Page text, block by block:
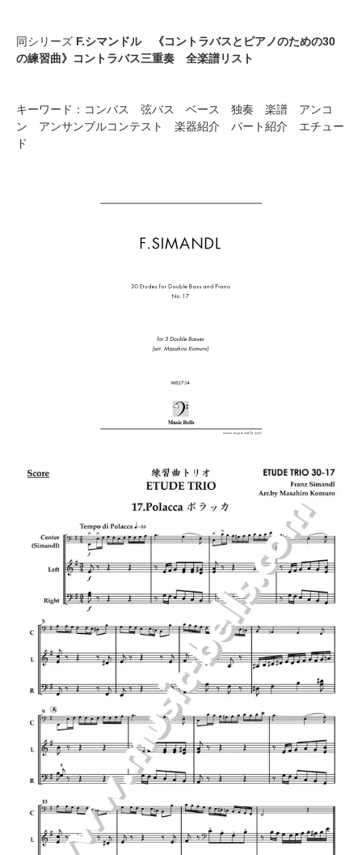
同シリーズ F.シマンドル 《コントラバスとピアノのための30
の練習曲》コントラバス三重奏 全楽譜リスト
キーワード：コンバス 弦バス ベース 独奏 楽譜 アンコ
ン アンサンブルコンテスト 楽器紹介 パート紹介 エチュー
ド